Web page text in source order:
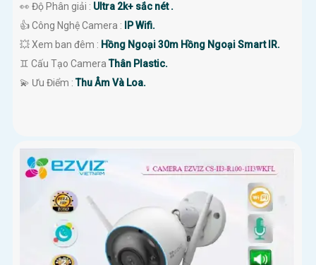
👀 Độ Phân giải : Ultra 2k+ sắc nét .
👍 Công Nghệ Camera :
IP Wifi.
💥 Xem ban đêm : Hồng Ngoại 30m Hồng Ngoại Smart IR.
♊ Cấu Tạo CameraThân Plastic.
️💫 Ưu Điểm :Thu Âm Và Loa.